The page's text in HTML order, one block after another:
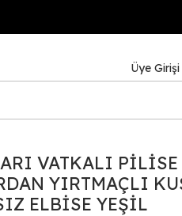
Üye Girişi
VATKALI PİLİSE
YIRTMAÇLI
ELBİSE YEŞİL